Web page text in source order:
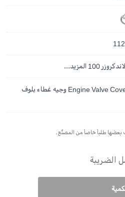
100 المزيد...
Engine Valve Cover Gasket وجيه غطاء بلوف
بعضها طلباً خاصاً من المصنّع.
الضريبة